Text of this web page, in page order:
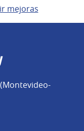
mejoras